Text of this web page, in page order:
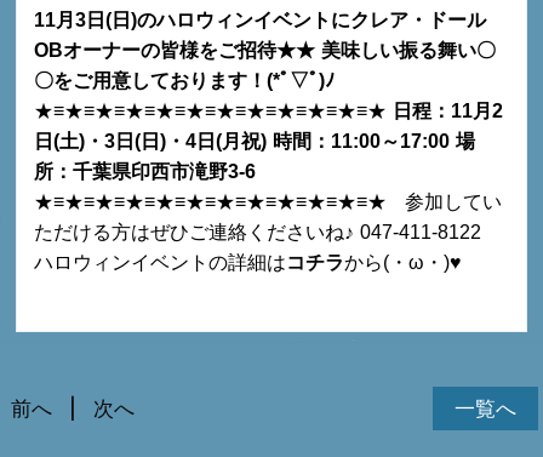
11月3日(日)のハロウィンイベントにクレア・ドール
OBオーナーの皆様をご招待★★ 美味しい振る舞い〇
〇をご用意しております！(*ﾟ▽ﾟ)ﾉ
★≡★≡★≡★≡★≡★≡★≡★≡★≡★≡★≡★ 日程：11月2
日(土)・3日(日)・4日(月祝) 時間：11:00～17:00 場
所：千葉県印西市滝野3-6
★≡★≡★≡★≡★≡★≡★≡★≡★≡★≡★≡★
参加してい
ただける方はぜひご連絡くださいね♪ 047-411-8122
ハロウィンイベントの詳細はコチラから(・ω・)♥
一覧へ
前へ 次へ